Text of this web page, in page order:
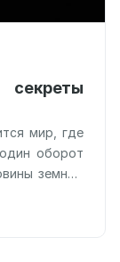
мир, где
оборот
земных